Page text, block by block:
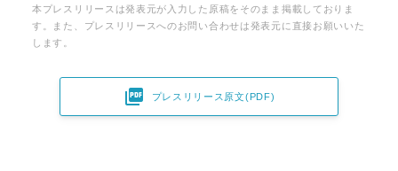
本プレスリリースは発表元が入力した原稿をそのまま掲載しておりま
す。また、プレスリリースへのお問い合わせは発表元に直接お願いいた
します。
 プレスリリース原文(PDF)